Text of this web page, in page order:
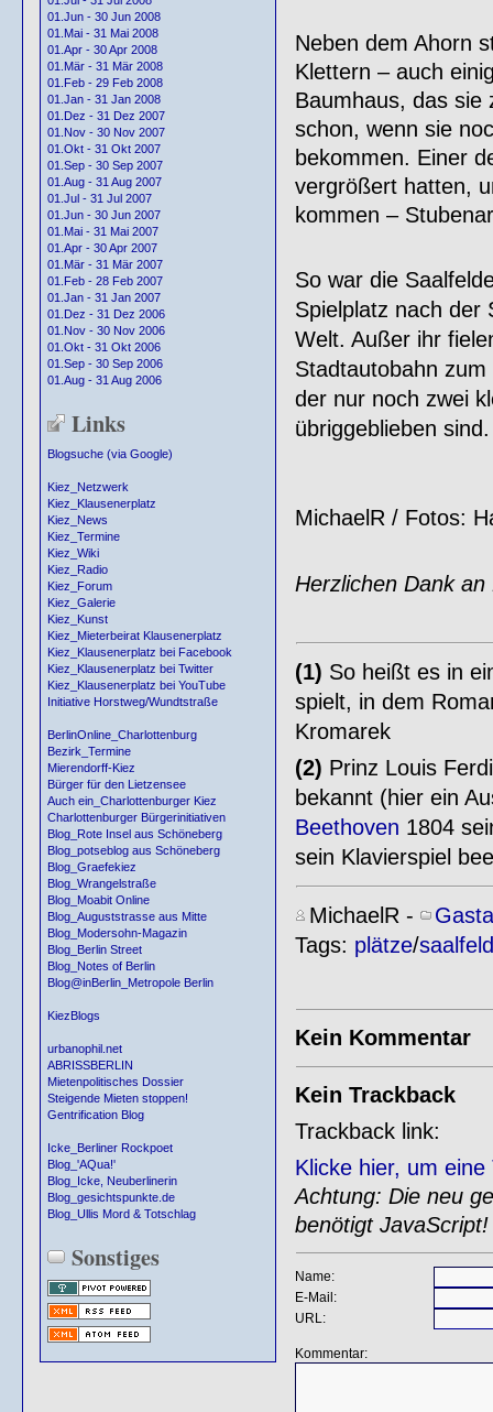
01.Jun - 30 Jun 2008
01.Mai - 31 Mai 2008
01.Apr - 30 Apr 2008
01.Mär - 31 Mär 2008
01.Feb - 29 Feb 2008
01.Jan - 31 Jan 2008
01.Dez - 31 Dez 2007
01.Nov - 30 Nov 2007
01.Okt - 31 Okt 2007
01.Sep - 30 Sep 2007
01.Aug - 31 Aug 2007
01.Jul - 31 Jul 2007
01.Jun - 30 Jun 2007
01.Mai - 31 Mai 2007
01.Apr - 30 Apr 2007
01.Mär - 31 Mär 2007
01.Feb - 28 Feb 2007
01.Jan - 31 Jan 2007
01.Dez - 31 Dez 2006
01.Nov - 30 Nov 2006
01.Okt - 31 Okt 2006
01.Sep - 30 Sep 2006
01.Aug - 31 Aug 2006
Links
Blogsuche (via Google)
Kiez_Netzwerk
Kiez_Klausenerplatz
Kiez_News
Kiez_Termine
Kiez_Wiki
Kiez_Radio
Kiez_Forum
Kiez_Galerie
Kiez_Kunst
Kiez_Mieterbeirat Klausenerplatz
Kiez_Klausenerplatz bei Facebook
Kiez_Klausenerplatz bei Twitter
Kiez_Klausenerplatz bei YouTube
Initiative Horstweg/Wundtstraße
BerlinOnline_Charlottenburg
Bezirk_Termine
Mierendorff-Kiez
Bürger für den Lietzensee
Auch ein_Charlottenburger Kiez
Charlottenburger Bürgerinitiativen
Blog_Rote Insel aus Schöneberg
Blog_potseblog aus Schöneberg
Blog_Graefekiez
Blog_Wrangelstraße
Blog_Moabit Online
Blog_Auguststrasse aus Mitte
Blog_Modersohn-Magazin
Blog_Berlin Street
Blog_Notes of Berlin
Blog@inBerlin_Metropole Berlin
KiezBlogs
urbanophil.net
ABRISSBERLIN
Mietenpolitisches Dossier
Steigende Mieten stoppen!
Gentrification Blog
Icke_Berliner Rockpoet
Blog_'AQua!'
Blog_Icke, Neuberlinerin
Blog_gesichtspunkte.de
Blog_Ullis Mord & Totschlag
Sonstiges
Neben dem Ahorn
Klettern – auch
Baumhaus, das sie
schon, wenn sie
bekommen. Einer
vergrößert hatten,
kommen –
So war die
Spielplatz nach der
Welt. Außer ihr
Stadtautobahn
der nur noch zwei
übriggeblieben sind.
MichaelR / Fotos:
Herzlichen Dank
(1) So heißt es in
spielt, in dem
Kromarek
(2) Prinz Louis
bekannt (hier ein
Beethoven 1804
sein Klavierspiel
MichaelR -
Tags: plätze/
Kein Kommentar
Kein Trackback
Trackback link:
Klicke hier, um
Achtung: Die neu
benötigt JavaScript!
Name:
E-Mail:
URL:
Kommentar: